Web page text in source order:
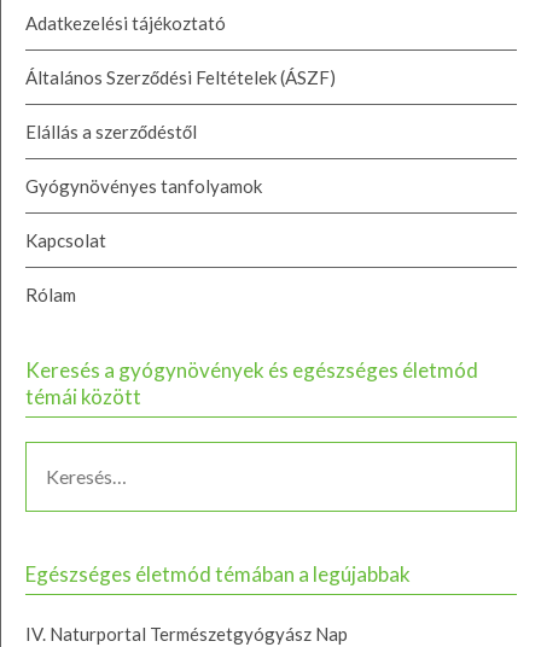
Adatkezelési tájékoztató
Általános Szerződési Feltételek (ÁSZF)
Elállás a szerződéstől
Gyógynövényes tanfolyamok
Kapcsolat
Rólam
Keresés a gyógynövények és egészséges életmód
témái között
Egészséges életmód témában a legújabbak
IV. Naturportal Természetgyógyász Nap